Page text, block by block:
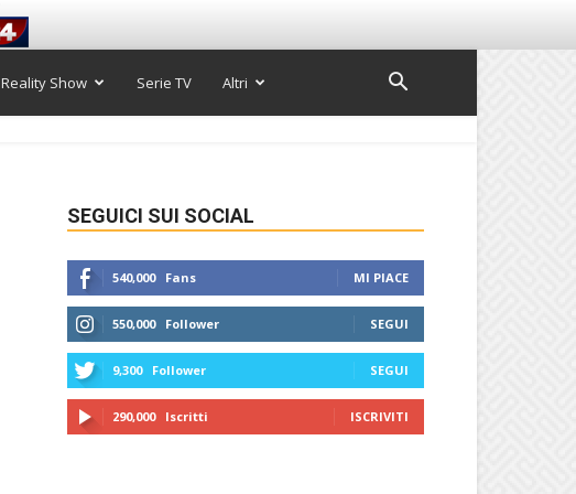
Reality Show Serie TV Altri
SEGUICI SUI SOCIAL
540,000 Fans MI PIACE
550,000 Follower SEGUI
9,300 Follower SEGUI
290,000 Iscritti ISCRIVITI